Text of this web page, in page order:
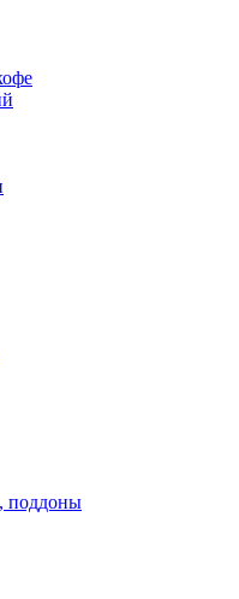
поддоны